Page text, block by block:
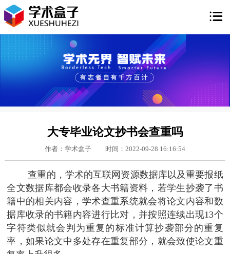

大专毕业论文抄书会查重吗
作者：学术盒子 时间：2022-09-28 16:16:54
查重的，学术的互联网资源数据库以及重要报纸
全文数据库都会收录各大书籍资料，若学生抄袭了书
籍中的相关内容，学术查重系统就会将论文内容和数
据库收录的书籍内容进行比对，并按照连续出现13个
字符类似就会判为重复的标准计算抄袭部分的重复
率，如果论文中多处存在重复部分，就会致使论文重